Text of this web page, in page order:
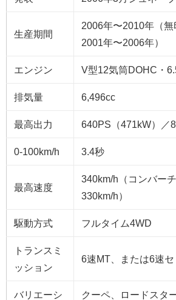
生産期間
2006年〜2010年（
2001年〜2006年）
エンジン V型12気筒DOHC・
排気量 6,496cc
最高出力 640PS（471kW）／
0-100km/h 3.4秒
最高速度
340km/h（コンバー
330km/h）
駆動方式 フルタイム4WD
トランスミ
ッション
6速MT、または6速セ
バリエーシ
クーペ、ロードスタ